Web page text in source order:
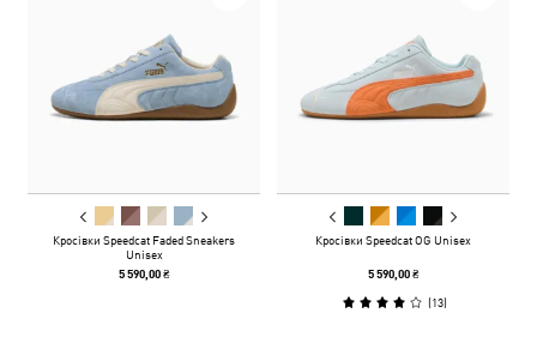
Кросівки Speedcat Faded Sneakers
Unisex
5 590,00 ₴
Кросівки Speedcat OG Unisex
5 590,00 ₴
(13)